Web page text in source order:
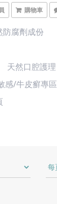
購物車
防腐劑成份
天然口腔護理
感/牛皮癬專區